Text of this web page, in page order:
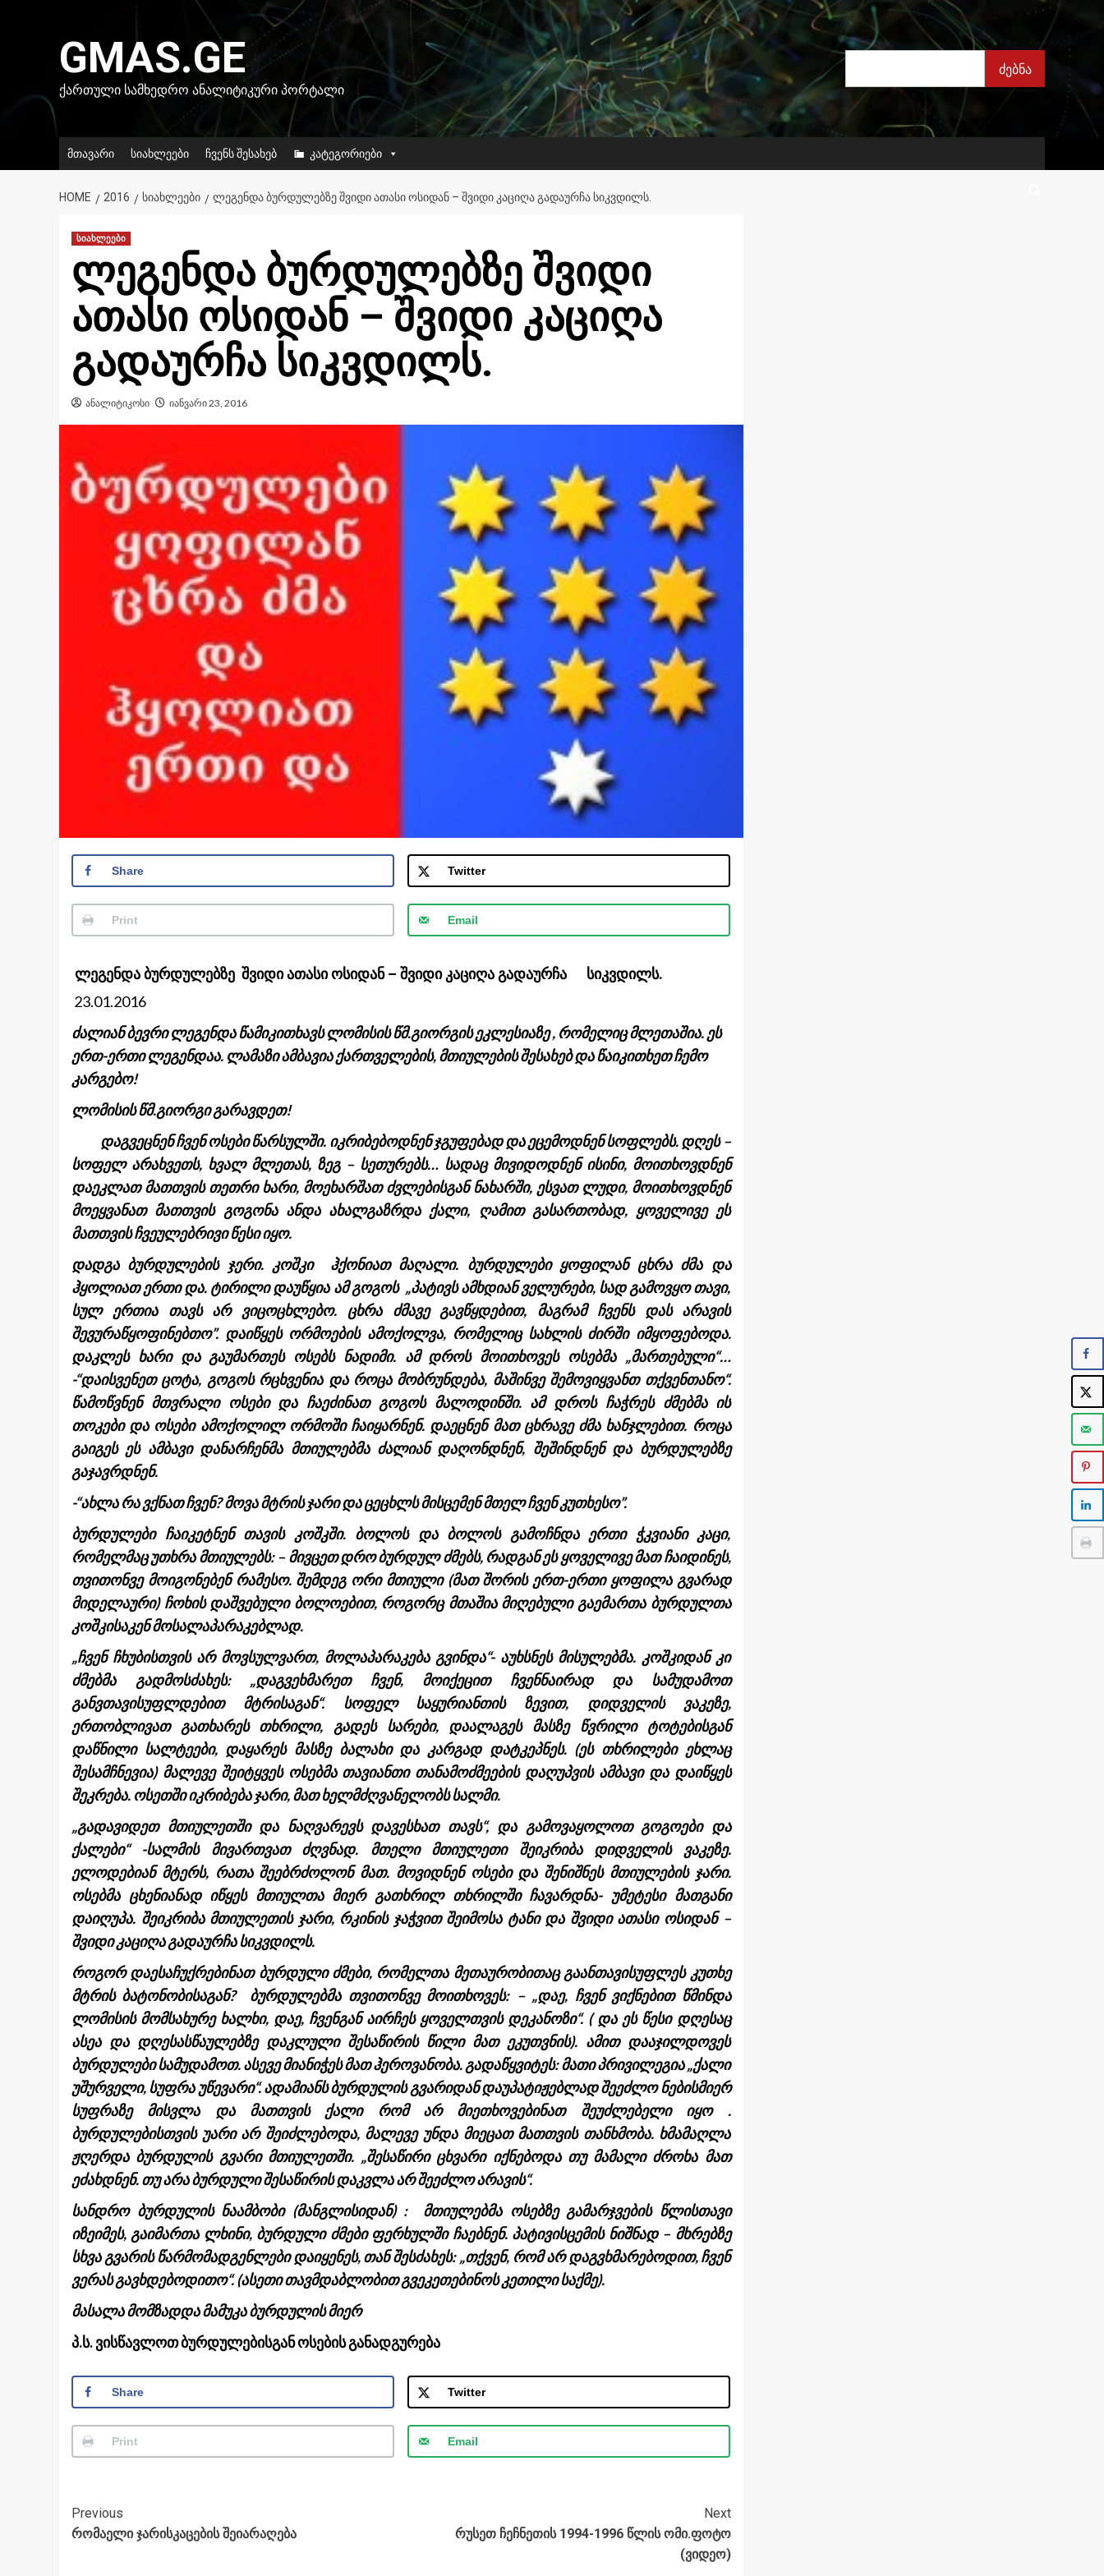
GMAS.GE
ᲥᲐᲠᲗᲣᲚᲘ ᲡᲐᲛᲮᲔᲓᲠᲝ ᲐᲜᲐᲚᲘᲢᲘᲙᲣᲠᲘ ᲞᲝᲠᲢᲐᲚᲘ
ძებნა
ძებნა
მთავარი სიახლეები ჩვენს შესახებ კატეგორიები
HOME 2016 ᲡᲘᲐᲮᲚᲔᲔᲑᲘ ᲚᲔᲒᲔᲜᲓᲐ ᲑᲣᲠᲓᲣᲚᲔᲑᲖᲔ ᲨᲕᲘᲓᲘ ᲐᲗᲐᲡᲘ ᲝᲡᲘᲓᲐᲜ – ᲨᲕᲘᲓᲘ ᲙᲐᲪᲘᲦᲐ ᲒᲐᲓᲐᲣᲠᲩᲐ ᲡᲘᲙᲕᲓᲘᲚᲡ.
სიახლეები
ლეგენდა ბურდულებზე შვიდი
ათასი ოსიდან – შვიდი კაციღა
გადაურჩა სიკვდილს.
ანალიტიკოსი იანვარი 23, 2016
Share Twitter
Print Email
ლეგენდა ბურდულებზე შვიდი ათასი ოსიდან – შვიდი კაციღა გადაურჩა სიკვდილს.
23.01.2016
ძალიან ბევრი ლეგენდა წამიკითხავს ლომისის წმ.გიორგის ეკლესიაზე , რომელიც მლეთაშია. ეს
ერთ-ერთი ლეგენდაა. ლამაზი ამბავია ქართველების, მთიულების შესახებ და წაიკითხეთ ჩემო
კარგებო!
ლომისის წმ.გიორგი გარავდეთ!
დაგვეცნენ ჩვენ ოსები წარსულში. იკრიბებოდნენ ჯგუფებად და ეცემოდნენ სოფლებს. დღეს –
სოფელ არახვეთს, ხვალ მლეთას, ზეგ – სეთურებს… სადაც მივიდოდნენ ისინი, მოითხოვდნენ
დაეკლათ მათთვის თეთრი ხარი, მოეხარშათ ძვლებისგან ნახარში, ესვათ ლუდი, მოითხოვდნენ
მოეყვანათ მათთვის გოგონა ანდა ახალგაზრდა ქალი, ღამით გასართობად, ყოველივე ეს
მათთვის ჩვეულებრივი წესი იყო.
დადგა ბურდულების ჯერი. კოშკი ჰქონიათ მაღალი. ბურდულები ყოფილან ცხრა ძმა და
ჰყოლიათ ერთი და. ტირილი დაუწყია ამ გოგოს „პატივს ამხდიან ველურები, სად გამოვყო თავი,
სულ ერთია თავს არ ვიცოცხლებო. ცხრა ძმავე გავწყდებით, მაგრამ ჩვენს დას არავის
შევურაწყოფინებთო”. დაიწყეს ორმოების ამოქოლვა, რომელიც სახლის ძირში იმყოფებოდა.
დაკლეს ხარი და გაუმართეს ოსებს ნადიმი. ამ დროს მოითხოვეს ოსებმა „მართებული“…
-“დაისვენეთ ცოტა, გოგოს რცხვენია და როცა მობრუნდება, მაშინვე შემოვიყვანთ თქვენთანო“.
წამოწვნენ მთვრალი ოსები და ჩაეძინათ გოგოს მალოდინში. ამ დროს ჩაჭრეს ძმებმა ის
თოკები და ოსები ამოქოლილ ორმოში ჩაიყარნენ. დაეცნენ მათ ცხრავე ძმა ხანჯლებით. როცა
გაიგეს ეს ამბავი დანარჩენმა მთიულებმა ძალიან დაღონდნენ, შეშინდნენ და ბურდულებზე
გაჯავრდნენ.
-“ახლა რა ვქნათ ჩვენ? მოვა მტრის ჯარი და ცეცხლს მისცემენ მთელ ჩვენ კუთხესო”.
ბურდულები ჩაიკეტნენ თავის კოშკში. ბოლოს და ბოლოს გამოჩნდა ერთი ჭკვიანი კაცი,
რომელმაც უთხრა მთიულებს: – მივცეთ დრო ბურდულ ძმებს, რადგან ეს ყოველივე მათ ჩაიდინეს,
თვითონვე მოიგონებენ რამესო. შემდეგ ორი მთიული (მათ შორის ერთ-ერთი ყოფილა გვარად
მიდელაური) ჩოხის დაშვებული ბოლოებით, როგორც მთაშია მიღებული გაემართა ბურდულთა
კოშკისაკენ მოსალაპარაკებლად.
„ჩვენ ჩხუბისთვის არ მოვსულვართ, მოლაპარაკება გვინდა“- აუხსნეს მისულებმა. კოშკიდან კი
ძმებმა გადმოსძახეს: „დაგვეხმარეთ ჩვენ, მოიქეცით ჩვენნაირად და სამუდამოთ
განვთავისუფლდებით მტრისაგან“. სოფელ საყურიანთის ზევით, დიდველის ვაკეზე,
ერთობლივათ გათხარეს თხრილი, გადეს სარები, დაალაგეს მასზე წვრილი ტოტებისგან
დაწნილი სალტეები, დაყარეს მასზე ბალახი და კარგად დატკეპნეს. (ეს თხრილები ეხლაც
შესამჩნევია) მალევე შეიტყვეს ოსებმა თავიანთი თანამოძმეების დაღუპვის ამბავი და დაიწყეს
შეკრება. ოსეთში იკრიბება ჯარი, მათ ხელმძღვანელობს სალმი.
„გადავიდეთ მთიულეთში და ნაღვარევს დავესხათ თავს“, და გამოვაყოლოთ გოგოები და
ქალები“ -სალმის მივართვათ ძღვნად. მთელი მთიულეთი შეიკრიბა დიდველის ვაკეზე.
ელოდებიან მტერს, რათა შეებრძოლონ მათ. მოვიდნენ ოსები და შენიშნეს მთიულების ჯარი.
ოსებმა ცხენიანად იწყეს მთიულთა მიერ გათხრილ თხრილში ჩავარდნა- უმეტესი მათგანი
დაიღუპა. შეიკრიბა მთიულეთის ჯარი, რკინის ჯაჭვით შეიმოსა ტანი და შვიდი ათასი ოსიდან –
შვიდი კაციღა გადაურჩა სიკვდილს.
როგორ დაესაჩუქრებინათ ბურდული ძმები, რომელთა მეთაურობითაც გაანთავისუფლეს კუთხე
მტრის ბატონობისაგან? ბურდულებმა თვითონვე მოითხოვეს: – „დაე, ჩვენ ვიქნებით წმინდა
ლომისის მომსახურე ხალხი, დაე, ჩვენგან აირჩეს ყოველთვის დეკანოზი“. ( და ეს წესი დღესაც
ასეა და დღესასწაულებზე დაკლული შესაწირის წილი მათ ეკუთვნის). ამით დააჯილდოვეს
ბურდულები სამუდამოთ. ასევე მიანიჭეს მათ ჰეროვანობა. გადაწყვიტეს: მათი პრივილეგია „ქალი
უშურველი, სუფრა უწევარი“. ადამიანს ბურდულის გვარიდან დაუპატიჟებლად შეეძლო ნებისმიერ
სუფრაზე მისვლა და მათთვის ქალი რომ არ მიეთხოვებინათ შეუძლებელი იყო .
ბურდულებისთვის უარი არ შეიძლებოდა, მალევე უნდა მიეცათ მათთვის თანხმობა. ხმამაღლა
ჟღერდა ბურდულის გვარი მთიულეთში. „შესაწირი ცხვარი იქნებოდა თუ მამალი ძროხა მათ
ეძახდნენ. თუ არა ბურდული შესაწირის დაკვლა არ შეეძლო არავის“.
სანდრო ბურდულის ნაამბობი (მანგლისიდან) : მთიულებმა ოსებზე გამარჯვების წლისთავი
იზეიმეს, გაიმართა ლხინი, ბურდული ძმები ფერხულში ჩაებნენ. პატივისცემის ნიშნად – მხრებზე
სხვა გვარის წარმომადგენლები დაიყენეს, თან შესძახეს: „თქვენ, რომ არ დაგვხმარებოდით, ჩვენ
ვერას გავხდებოდითო“. (ასეთი თავმდაბლობით გვეკეთებინოს კეთილი საქმე).
მასალა მომზადდა მამუკა ბურდულის მიერ
პ.ს. ვისწავლოთ ბურდულებისგან ოსების განადგურება
Share Twitter
Print Email
Post
Navigation
Previous
რომაელი ჯარისკაცების შეიარაღება
Next
რუსეთ ჩეჩნეთის 1994-1996 წლის ომი.ფოტო
(ვიდეო)